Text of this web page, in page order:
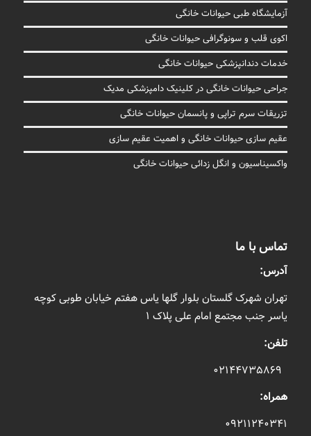
آزمایشگاه طبی حیوانات خانگی
اکوی قلب و سونوگرافی حیوانات خانگی
خدمات دندانپزشکی حیوانات خانگی
جراحی حیوانات خانگی در کلینیک دامپزشکی مدیک
تزریقات سرم تراپی و پانسمان حیوانات خانگی
عقیم سازی حیوانات خانگی و اهمیت عقیم سازی
واکسیناسیون و انگل زدائی حیوانات خانگی
تماس با ما
آدرس:
تهران شهرک گلستان بلوار گلها یاس هفتم خیابان طوبی کوچه
یاسر جنب مجتمع امام علی پلاک ۱
تلفن:
همراه:
۰۹۲۱۱۲۴۰۳۴۱